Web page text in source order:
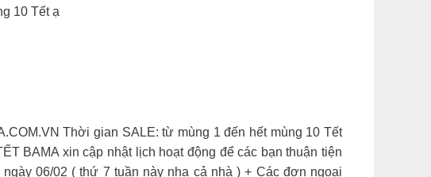
10 Tết ạ
Thời gian SALE: từ mùng 1 đến hết mùng 10 Tết
BAMA xin cập nhật lịch hoạt động để các bạn thuận tiện
06/02 ( thứ 7 tuần này nha cả nhà ) + Các đơn ngoại